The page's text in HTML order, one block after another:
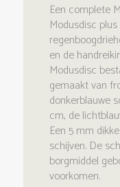
Een complete
Modusdisc
en de
Modusdisc
gemaakt van
donkerblauwe
cm, de
Een 5 mm
schijven. De
borgmiddel
voorkomen.